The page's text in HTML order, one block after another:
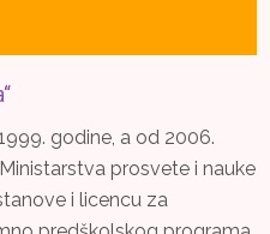
godine, a od 2006.
prosvete i nauke
i licencu za